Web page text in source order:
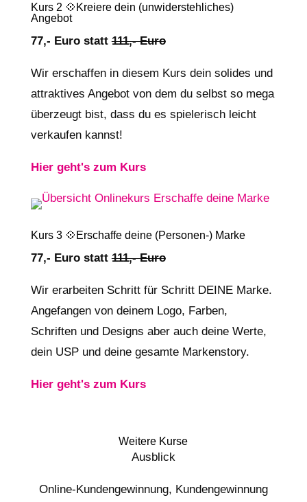
Kurs 2 💠Kreiere dein (unwiderstehliches)
Angebot
77,- Euro statt111,- Euro
Wir erschaffen in diesem Kurs dein solides und
attraktives Angebot von dem du selbst so mega
überzeugt bist, dass du es spielerisch leicht
verkaufen kannst!
Hier geht's zum Kurs
Kurs 3 💠Erschaffe deine (Personen-) Marke
77,- Euro statt111,- Euro
Wir erarbeiten Schritt für Schritt DEINE Marke.
Angefangen von deinem Logo, Farben,
Schriften und Designs aber auch deine Werte,
dein USP und deine gesamte Markenstory.
Hier geht's zum Kurs
Weitere Kurse
Ausblick
Online-Kundengewinnung, Kundengewinnung